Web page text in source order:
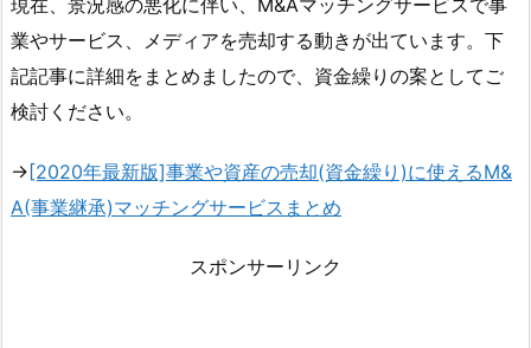
業やサービス、メディアを売却する動きが出ています。下
記記事に詳細をまとめましたので、資金繰りの案としてご
検討ください。
→[2020年最新版]事業や資産の売却(資金繰り)に使えるM&
A(事業継承)マッチングサービスまとめ
スポンサーリンク